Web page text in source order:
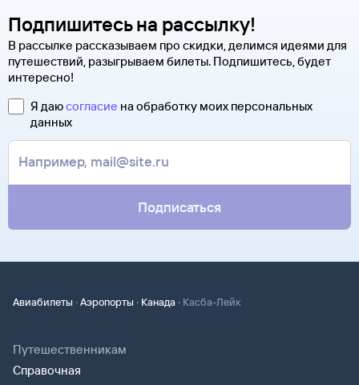
Подпишитесь на рассылку!
В рассылке рассказываем про скидки, делимся идеями для
путешествий, разыгрываем билеты. Подпишитесь, будет
интересно!
Я даюсогласие на обработку моих персональных
данных
Подписаться
Авиабилеты ·Аэропорты · Канада · Касба-Лейк
Путешественникам
Справочная